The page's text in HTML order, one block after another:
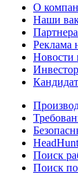
О
Наши
Реклама
Новости
Поиск
Поиск